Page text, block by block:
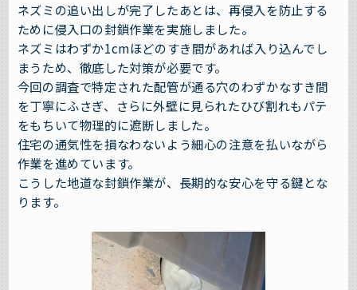
ネズミの追い出しが完了したあとは、再侵入を防止する
ために侵入口の封鎖作業を実施しました。
ネズミはわずか1cmほどのすき間があれば入り込んでし
まうため、徹底した対策が必要です。
今回の調査で特定された配管が通る穴のわずかなすき間
を丁寧にふさぎ、さらに外壁に見られたひび割れもパテ
をもちいて物理的に遮断しました。
住宅の通気性を損なわないよう細心の注意を払いながら
作業を進めています。
こうした地道な封鎖作業が、長期的な安心を守る鍵とな
ります。